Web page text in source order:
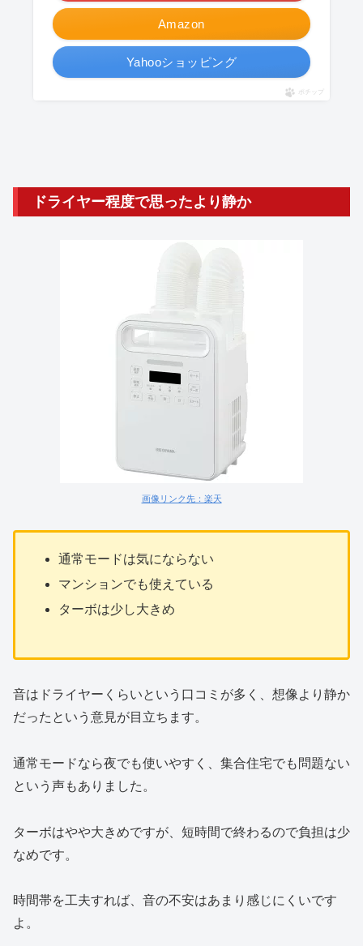
Amazon
Yahooショッピング
ポチップ
ドライヤー程度で思ったより静か
画像リンク先：楽天
通常モードは気にならない
マンションでも使えている
ターボは少し大きめ
音はドライヤーくらいという口コミが多く、想像より静か
だったという意見が目立ちます。
通常モードなら夜でも使いやすく、集合住宅でも問題ない
という声もありました。
ターボはやや大きめですが、短時間で終わるので負担は少
なめです。
時間帯を工夫すれば、音の不安はあまり感じにくいです
よ。